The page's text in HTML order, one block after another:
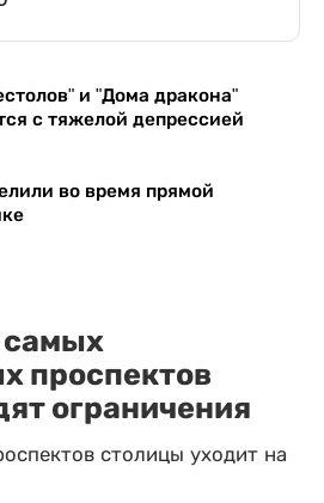
и "Дома дракона"
с тяжелой депрессией
во время прямой
самых
проспектов
ограничения
столицы уходит на